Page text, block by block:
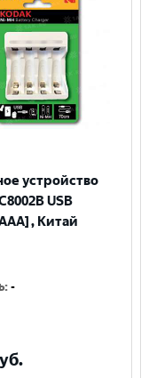
устройство
USB
, Китай
:-